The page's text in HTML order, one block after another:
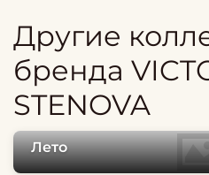
Другие
бренда
STENOVA
Лето